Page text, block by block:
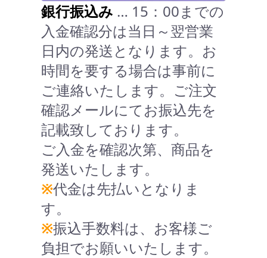
銀行振込み … 15：00までの
入金確認分は当日～翌営業
日内の発送となります。お
時間を要する場合は事前に
ご連絡いたします。ご注文
確認メールにてお振込先を
記載致しております。
ご入金を確認次第、商品を
発送いたします。
※代金は先払いとなりま
す。
※振込手数料は、お客様ご
負担でお願いいたします。